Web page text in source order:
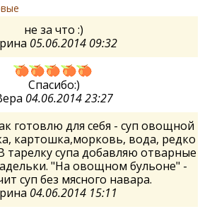
не за что :)
05.06.2014 09:32
Спасибо:)
04.06.2014 23:27
готовлю для себя - суп овощной
картошка,морковь, вода, редко
тарелку супа добавляю отварные
"На овощном бульоне" -
суп без мясного навара.
04.06.2014 15:11